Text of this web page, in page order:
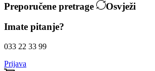
Preporučene pretrage
Osvježi
Imate pitanje?
033 22 33 99
Prijava